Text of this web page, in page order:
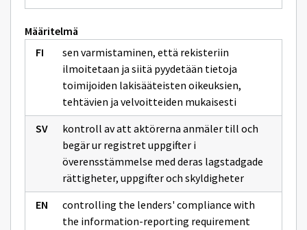
Määritelmä
sen varmistaminen, että rekisteriin
ilmoitetaan ja siitä pyydetään tietoja
toimijoiden lakisääteisten oikeuksien,
tehtävien ja velvoitteiden mukaisesti
kontroll av att aktörerna anmäler till och
begär ur registret uppgifter i
överensstämmelse med deras lagstadgade
rättigheter, uppgifter och skyldigheter
controlling the lenders' compliance with
the information-reporting requirement